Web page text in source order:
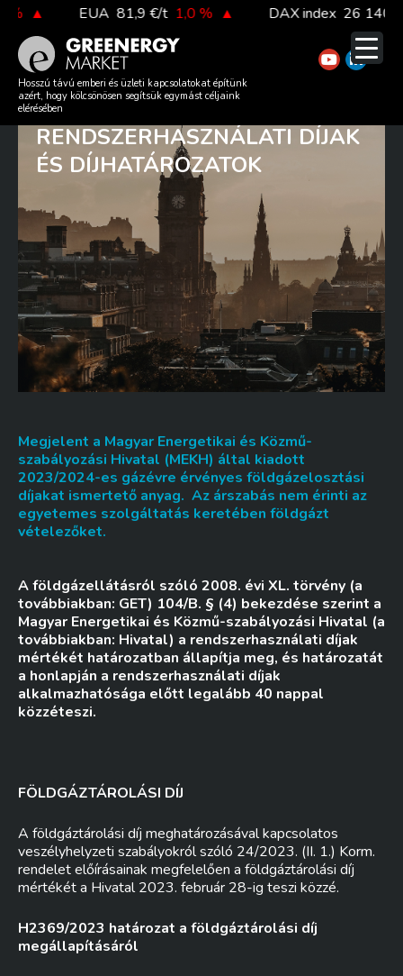
Skip
content
EUA 81,9 €/t 1,0 % ▲ DAX index 26 140,13 0,1
Hosszú távú emberi és üzleti kapcsolatokat építünk
azért, hogy kölcsönösen segítsük egymást céljaink
elérésében
A 2023/2024-ES GÁZÉVRE
SZÓLÓ
RENDSZERHASZNÁLATI DÍJAK
ÉS DÍJHATÁROZATOK
Megjelent a Magyar Energetikai és Közmű-
szabályozási Hivatal (MEKH) által kiadott
2023/2024-es gázévre érvényes földgázelosztási
díjakat ismertető anyag. Az árszabás nem érinti az
egyetemes szolgáltatás keretében földgázt
vételezőket.
A földgázellátásról szóló 2008. évi XL. törvény (a
továbbiakban: GET) 104/B. § (4) bekezdése szerint a
Magyar Energetikai és Közmű-szabályozási Hivatal (a
továbbiakban: Hivatal) a rendszerhasználati díjak
mértékét határozatban állapítja meg, és határozatát
a honlapján a rendszerhasználati díjak
alkalmazhatósága előtt legalább 40 nappal
közzéteszi.
FÖLDGÁZTÁROLÁSI DÍJ
A földgáztárolási díj meghatározásával kapcsolatos
veszélyhelyzeti szabályokról szóló 24/2023. (II. 1.) Korm.
rendelet előírásainak megfelelően a földgáztárolási díj
mértékét a Hivatal 2023. február 28-ig teszi közzé.
H2369/2023 határozat a földgáztárolási díj
megállapításáról